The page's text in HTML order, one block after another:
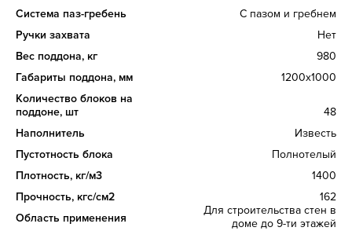
Система паз-гребень
С пазом и гребнем
Ручки захвата
Нет
Вес поддона, кг
980
Габариты поддона, мм
1200х1000
Количество блоков на
поддоне, шт
48
Наполнитель
Известь
Пустотность блока
Полнотелый
Плотность, кг/м3
1400
Прочность, кгс/см2
162
Область применения
Для строительства стен в
доме до 9-ти этажей